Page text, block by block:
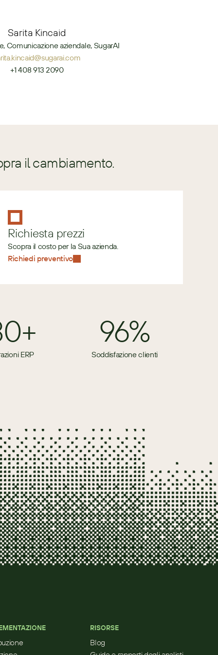
Sarita Kincaid
Comunicazione aziendale, SugarAI
+1 408 913 2090
il cambiamento.
Richiesta prezzi
Scopra il costo per la Sua azienda.
Richiedi preventivo
ERP
96%
Soddisfazione clienti
RISORSE
Blog